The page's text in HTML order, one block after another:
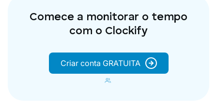
Comece a monitorar o tempo
com o Clockify
Criar conta GRATUITA